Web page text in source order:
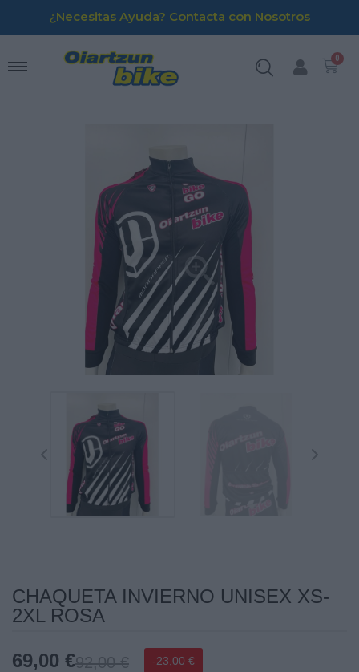
¿Necesitas Ayuda? Contacta con Nosotros

CHAQUETA INVIERNO UNISEX XS-
2XL ROSA
69,00 €92,00 € -23,00 €